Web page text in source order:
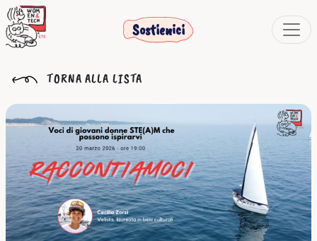
Sostienici
TORNA ALLA LISTA